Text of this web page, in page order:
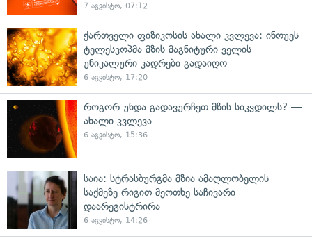
7 აგვისტო, 07:12
ქართველი ფიზიკოსის ახალი კვლევა: ინოუეს
ტელესკოპმა მზის მაგნიტური ველის
უნიკალური კადრები გადაიღო
6 აგვისტო, 17:20
როგორ უნდა გადავურჩეთ მზის სიკვდილს? —
ახალი კვლევა
6 აგვისტო, 15:36
საია: სტრასბურგმა მზია ამაღლობელის
საქმეზე რიგით მეოთხე საჩივარი
დაარეგისტრირა
6 აგვისტო, 14:26